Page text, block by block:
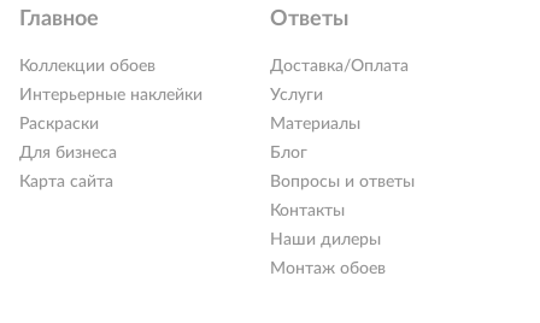
Главное
Коллекции обоев
Интерьерные наклейки
Раскраски
Для бизнеса
Карта сайта
Ответы
Доставка/Оплата
Услуги
Материалы
Блог
Вопросы и ответы
Контакты
Наши дилеры
Монтаж обоев